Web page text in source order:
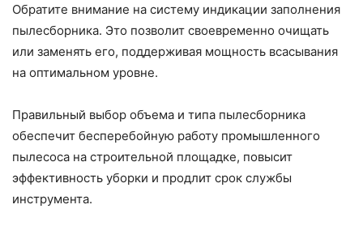
Обратите внимание на систему индикации заполнения
пылесборника. Это позволит своевременно очищать
или заменять его, поддерживая мощность всасывания
на оптимальном уровне.
Правильный выбор объема и типа пылесборника
обеспечит бесперебойную работу промышленного
пылесоса на строительной площадке, повысит
эффективность уборки и продлит срок службы
инструмента.